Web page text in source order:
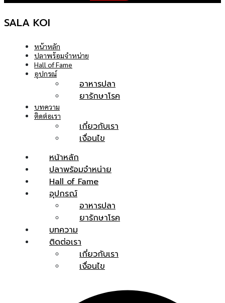
SALA KOI
หน้าหลัก
ปลาพร้อมจำหน่าย
Hall of Fame
อุปกรณ์
อาหารปลา
ยารักษาโรค
บทความ
ติดต่อเรา
เกี่ยวกับเรา
เงื่อนไข
หน้าหลัก
ปลาพร้อมจำหน่าย
Hall of Fame
อุปกรณ์
อาหารปลา
ยารักษาโรค
บทความ
ติดต่อเรา
เกี่ยวกับเรา
เงื่อนไข